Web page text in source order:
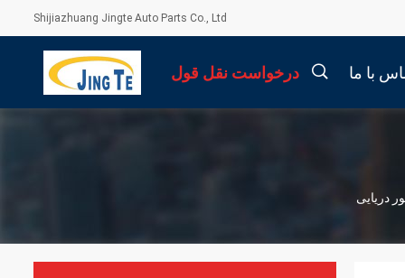
Shijiazhuang Jingte Auto Parts Co., Ltd
با ما درخواست نقل قول